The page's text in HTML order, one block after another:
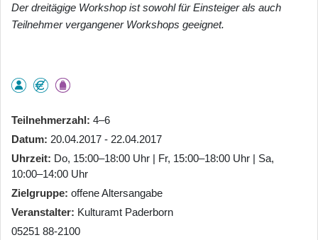
Der dreitägige Workshop ist sowohl für Einsteiger als auch
Teilnehmer vergangener Workshops geeignet.
Teilnehmerzahl 4–6
Datum 20.04.2017 - 22.04.2017
Uhrzeit Do, 15:00–18:00 Uhr | Fr, 15:00–18:00 Uhr | Sa,
10:00–14:00 Uhr
Zielgruppe offene Altersangabe
Veranstalter Kulturamt Paderborn
05251 88-2100